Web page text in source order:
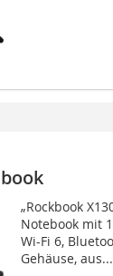
„Rockbook
Notebook mit
Wi-Fi 6,
Gehäuse, aus...